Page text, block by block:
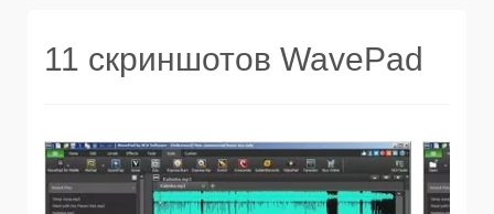
11 скриншотов WavePad